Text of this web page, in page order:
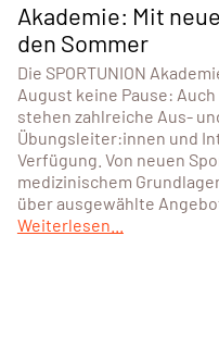
Akademie: Mit
den Sommer
Die SPORTUNION
August keine Pause:
stehen zahlreiche Aus-
Übungsleiter:innen und
Verfügung. Von neuen
medizinischem
über ausgewählte
Weiterlesen...